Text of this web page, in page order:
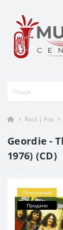
Rock | Рок
Geordie -
1976) (CD)
Популярний
Продано